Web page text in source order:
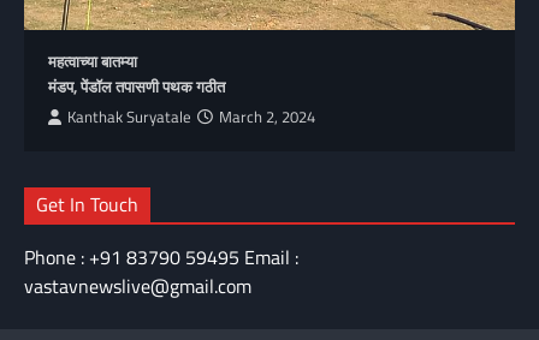
महत्वाच्या बातम्या
मंडप, पेंडॉल तपासणी पथक गठीत
Kanthak Suryatale March 2, 2024
Get In Touch
Phone : +91 83790 59495 Email :
vastavnewslive@gmail.com